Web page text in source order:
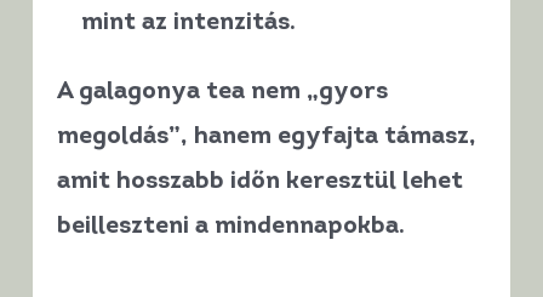
mint az intenzitás.
A galagonya tea nem „gyors
megoldás”, hanem egyfajta támasz,
amit hosszabb időn keresztül lehet
beilleszteni a mindennapokba.